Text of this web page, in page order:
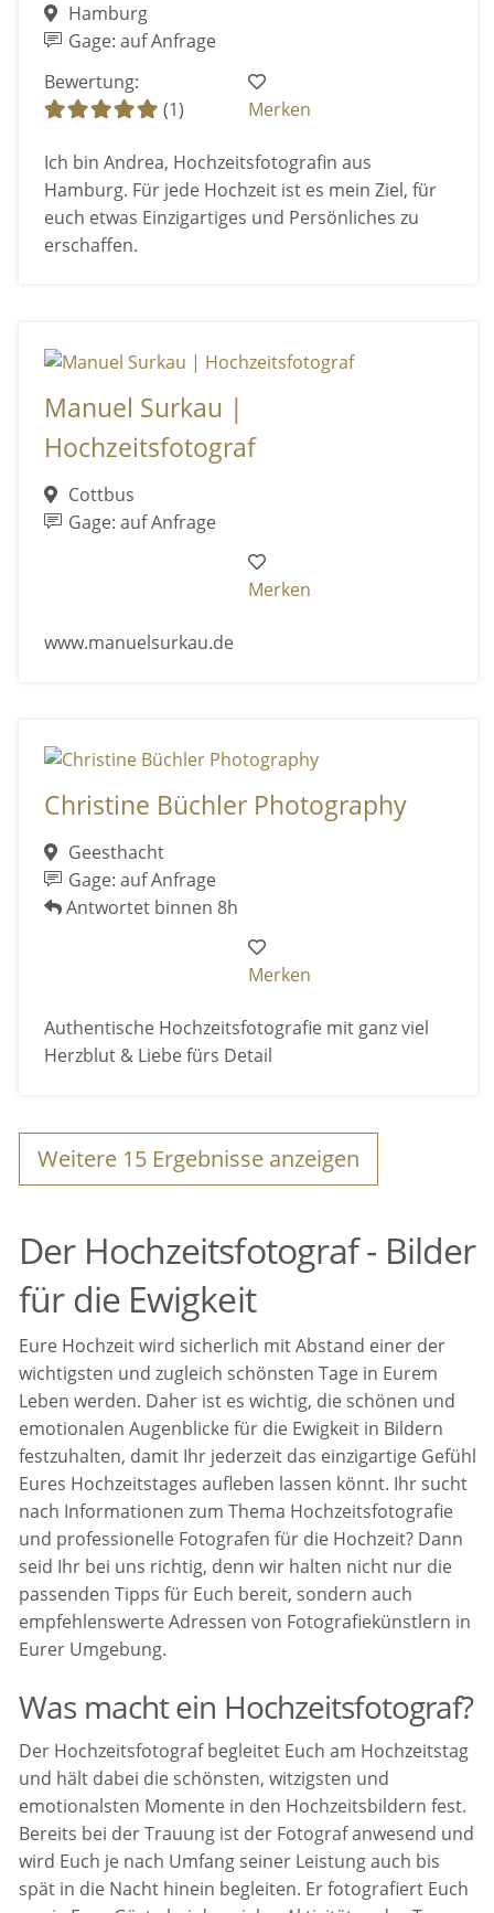
Hamburg
Gage: auf Anfrage
Bewertung:
(1)
Merken
Ich bin Andrea, Hochzeitsfotografin aus
Hamburg. Für jede Hochzeit ist es mein Ziel, für
euch etwas Einzigartiges und Persönliches zu
erschaffen.
Manuel Surkau |
Hochzeitsfotograf
Cottbus
Gage: auf Anfrage
Merken
www.manuelsurkau.de
Christine Büchler Photography
Geesthacht
Gage: auf Anfrage
Antwortet binnen 8h
Merken
Authentische Hochzeitsfotografie mit ganz viel
Herzblut & Liebe fürs Detail
Weitere 15 Ergebnisse anzeigen
Der Hochzeitsfotograf - Bilder
für die Ewigkeit
Eure Hochzeit wird sicherlich mit Abstand einer der
wichtigsten und zugleich schönsten Tage in Eurem
Leben werden. Daher ist es wichtig, die schönen und
emotionalen Augenblicke für die Ewigkeit in Bildern
festzuhalten, damit Ihr jederzeit das einzigartige Gefühl
Eures Hochzeitstages aufleben lassen könnt. Ihr sucht
nach Informationen zum Thema Hochzeitsfotografie
und professionelle Fotografen für die Hochzeit? Dann
seid Ihr bei uns richtig, denn wir halten nicht nur die
passenden Tipps für Euch bereit, sondern auch
empfehlenswerte Adressen von Fotografiekünstlern in
Eurer Umgebung.
Was macht ein Hochzeitsfotograf?
Der Hochzeitsfotograf begleitet Euch am Hochzeitstag
und hält dabei die schönsten, witzigsten und
emotionalsten Momente in den Hochzeitsbildern fest.
Bereits bei der Trauung ist der Fotograf anwesend und
wird Euch je nach Umfang seiner Leistung auch bis
spät in die Nacht hinein begleiten. Er fotografiert Euch